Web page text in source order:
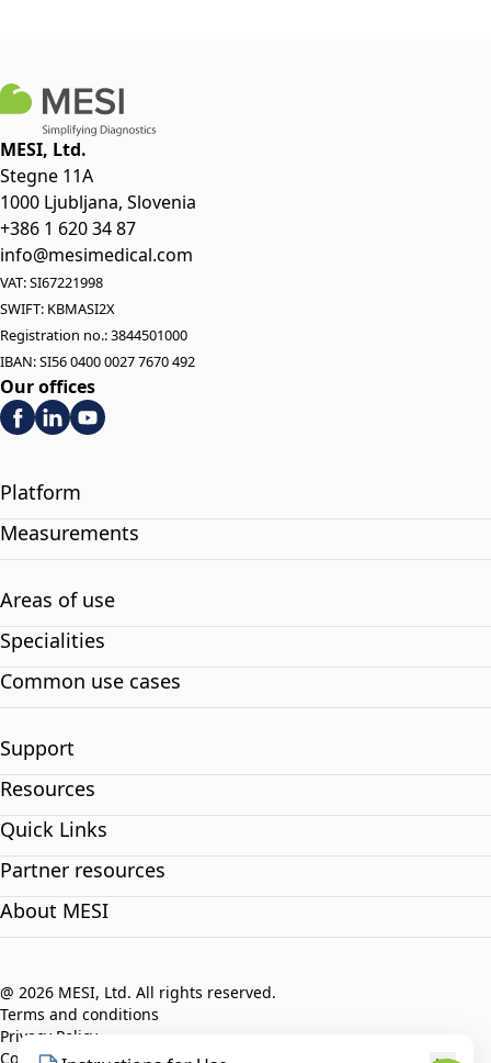
MESI, Ltd.
Stegne 11A
1000 Ljubljana, Slovenia
+386 1 620 34 87
info@mesimedical.com
VAT: SI67221998
SWIFT: KBMASI2X
Registration no.: 3844501000
IBAN: SI56 0400 0027 7670 492
Our offices
Platform
Measurements
Areas of use
Specialities
Common use cases
Support
Resources
Quick Links
Partner resources
About MESI
@ 2026 MESI, Ltd. All rights reserved.
Terms and conditions
Privacy Policy
Compliance policy